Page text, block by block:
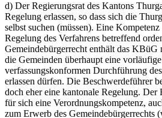
d) Der Regierungsrat des Kantons
Regelung erlassen, so dass sich die
selbst suchen (müssen). Eine
Regelung des Verfahrens betreffend
Gemeindebürgerrecht enthält das KBüG
die Gemeinden überhaupt eine
verfassungskonformen Durchführung
erlassen dürfen. Die Beschwerdeführer
doch eher eine kantonale Regelung. Der
für sich eine Verordnungskompetenz,
zum Erwerb des Gemeindebürgerrechts